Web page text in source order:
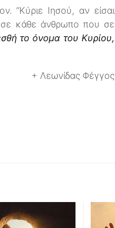
“Κύριε Ιησού, αν είσαι
σε κάθε άνθρωπο που σε
το όνομα του Κυρίου,
+ Λεωνίδας Φέγγος